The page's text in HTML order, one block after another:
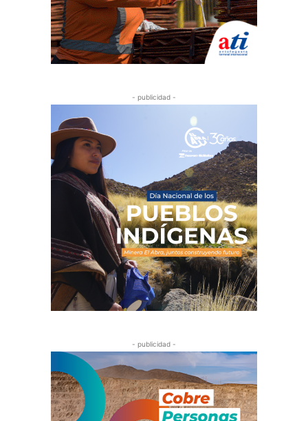
- publicidad -
- publicidad -